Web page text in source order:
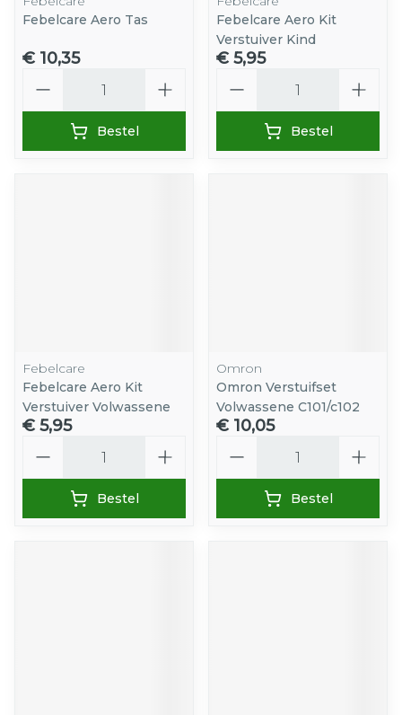
Febelcare Aero Tas
€ 10,35
Bestel
Febelcare Aero Kit
Verstuiver Kind
€ 5,95
Bestel
Febelcare
Febelcare Aero Kit
Verstuiver Volwassene
€ 5,95
Bestel
Omron
Omron Verstuifset
Volwassene C101/c102
€ 10,05
Bestel